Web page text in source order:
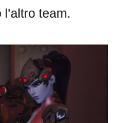
team.